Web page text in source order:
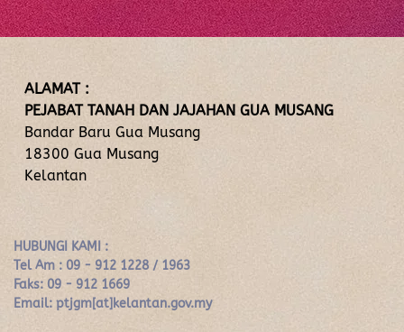
ALAMAT :
PEJABAT TANAH DAN JAJAHAN GUA MUSANG
Bandar Baru Gua Musang
18300 Gua Musang
Kelantan
HUBUNGI KAMI :
Tel Am : 09 - 912 1228 / 1963
Faks: 09 - 912 1669
Email: ptjgm[at]kelantan.gov.my